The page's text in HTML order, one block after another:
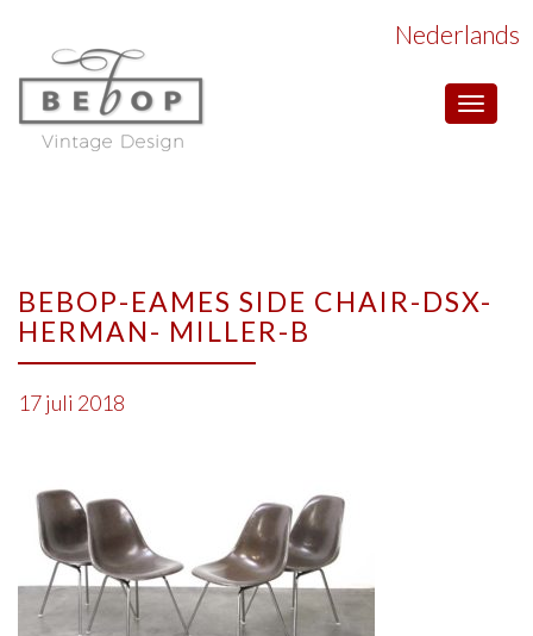
Toggle
Nederlands
BEBOP-EAMES SIDE CHAIR-DSX-
HERMAN- MILLER-B
17 juli 2018